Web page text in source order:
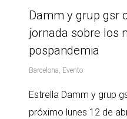
Damm y grup gsr
jornada sobre los
pospandemia
Barcelona, Evento
Estrella Damm y grup
próximo lunes 12 de